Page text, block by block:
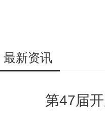
最新资讯
第47届